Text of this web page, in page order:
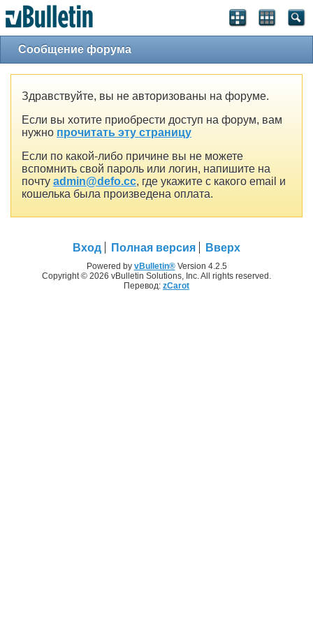
Сообщение форума
Здравствуйте, вы не авторизованы на форуме.
Если вы хотите приобрести доступ на форум, вам
нужно прочитать эту страницу
Если по какой-либо причине вы не можете
вспомнить свой пароль или логин, напишите на
почту admin@defo.cc, где укажите с какого email и
кошелька была произведена оплата.
Вход Полная версия Вверх
Powered by vBulletin®Version 4.2.5
Copyright © 2026 vBulletin Solutions, Inc. All rights reserved.
Перевод: zCarot